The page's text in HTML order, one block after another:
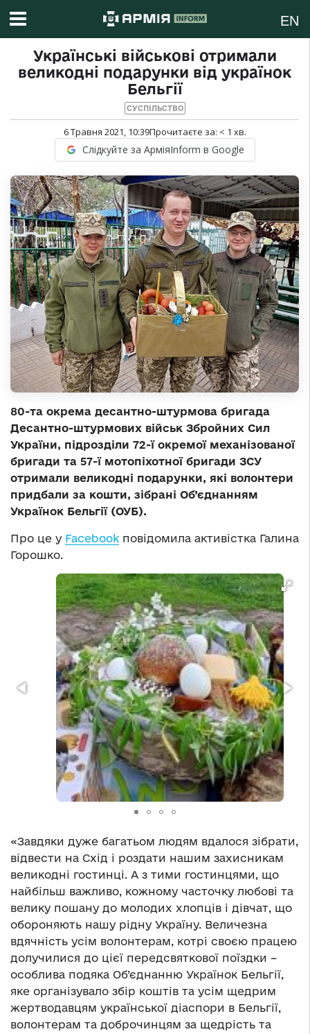
EN
Українські військові отримали
великодні подарунки від українок
Бельгії
СУСПІЛЬСТВО
6 Травня 2021, 10:39Прочитаєте за: < 1 хв.
Слідкуйте за АрміяInform в Google
80-та окрема десантно-штурмова бригада
Десантно-штурмових військ Збройних Сил
України, підрозділи 72-ї окремої механізованої
бригади та 57-ї мотопіхотної бригади ЗСУ
отримали великодні подарунки, які волонтери
придбали за кошти, зібрані Об’єднанням
Українок Бельгії (ОУБ).
Про це у Facebook повідомила активістка Галина
Горошко.
«Завдяки дуже багатьом людям вдалося зібрати,
відвести на Схід і роздати нашим захисникам
великодні гостинці. А з тими гостинцями, що
найбільш важливо, кожному часточку любові та
велику пошану до молодих хлопців і дівчат, що
обороняють нашу рідну Україну. Величезна
вдячність усім волонтерам, котрі своєю працею
долучилися до цієї передсвяткової поїздки –
особлива подяка Об’єднанню Українок Бельгії,
яке організувало збір коштів та усім щедрим
жертводавцям української діаспори в Бельгії,
волонтерам та доброчинцям за щедрість та